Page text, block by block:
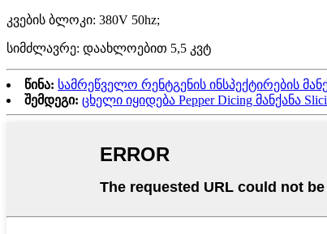
კვების ბლოკი: 380V 50hz;
სიმძლავრე: დაახლოებით 5,5 კვტ
წინა: სამრეწველო რენტგენის ინსპექტირების
შემდეგი: ცხელი იყიდება Pepper Dicing მანქანა